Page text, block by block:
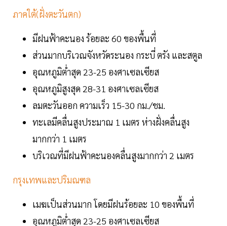
ภาคใต้(ฝั่งตะวันตก)
มีฝนฟ้าคะนอง ร้อยละ 60 ของพื้นที่
ส่วนมากบริเวณจังหวัดระนอง กระบี่ ตรัง และสตูล
อุณหภูมิต่ำสุด 23-25 องศาเซลเซียส
อุณหภูมิสูงสุด 28-31 องศาเซลเซียส
ลมตะวันออก ความเร็ว 15-30 กม./ชม.
ทะเลมีคลื่นสูงประมาณ 1 เมตร ห่างฝั่งคลื่นสูง
มากกว่า 1 เมตร
บริเวณที่มีฝนฟ้าคะนองคลื่นสูงมากกว่า 2 เมตร
กรุงเทพและปริมณฑล
เมฆเป็นส่วนมาก โดยมีฝนร้อยละ 10 ของพื้นที่
อุณหภูมิต่ำสุด 23-25 องศาเซลเซียส